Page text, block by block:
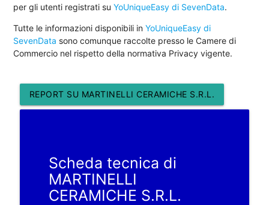
per gli utenti registrati suYoUniqueEasy di SevenData.
Tutte le informazioni disponibili inYoUniqueEasy di
SevenData sono comunque raccolte presso le Camere di
Commercio nel rispetto della normativa Privacy vigente.
REPORT SU MARTINELLI CERAMICHE S.R.L.
Scheda tecnica di
MARTINELLI
CERAMICHE S.R.L.